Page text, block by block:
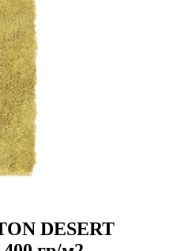
DESERT